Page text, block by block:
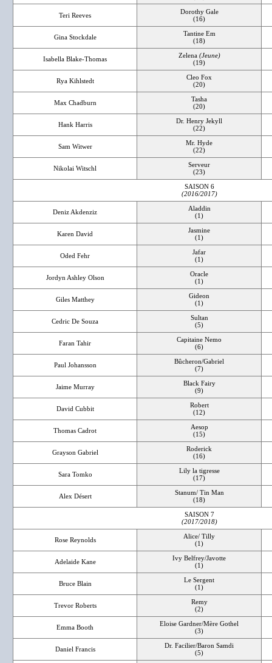
Teri Reeves
Dorothy Gale
(16)
Gina Stockdale
Tantine Em
(18)
Isabella Blake-Thomas Zelena (Jeune)
(19)
Rya Kihlstedt
Cleo Fox
(20)
Max Chadburn
Tasha
(20)
Hank Harris
Dr. Henry Jekyll
(22)
Sam Witwer
Mr. Hyde
(22)
Nikolai Witschl
Serveur
(23)
SAISON 6
(2016/2017)
Deniz Akdenziz
Aladdin
(1)
Karen David
Jasmine
(1)
Oded Fehr
Jafar
(1)
Jordyn Ashley Olson
Oracle
(1)
Giles Matthey
Gideon
(1)
Cedric De Souza
Sultan
(5)
Faran Tahir
Capitaine Nemo
(6)
Paul Johansson
Bûcheron/Gabriel
(7)
Jaime Murray
Black Fairy
(9)
David Cubbit
Robert
(12)
Thomas Cadrot
Aesop
(15)
Grayson Gabriel
Roderick
(16)
Sara Tomko
Lily la tigresse
(17)
Alex Désert
Stanum/ Tin Man
(18)
SAISON 7
(2017/2018)
Rose Reynolds
Alice/ Tilly
(1)
Adelaide Kane
Ivy Belfrey/Javotte
(1)
Bruce Blain
Le Sergent
(1)
Trevor Roberts
Remy
(2)
Emma Booth
Eloise Gardner/Mère Gothel
(3)
Daniel Francis
Dr. Facilier/Baron Samdi
(5)